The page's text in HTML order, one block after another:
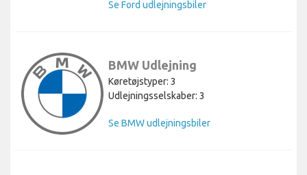
Se Ford udlejningsbiler
BMW Udlejning
Køretøjstyper: 3
Udlejningsselskaber: 3
Se BMW udlejningsbiler